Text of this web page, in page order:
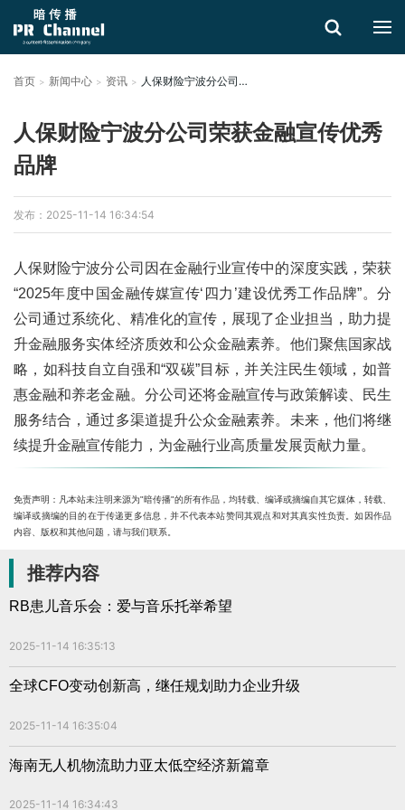
首页 新闻中心 资讯 人保财险宁波分公司荣获金融宣传优秀品牌
人保财险宁波分公司荣获金融宣传优秀
品牌
发布：2025-11-14 16:34:54
人保财险宁波分公司因在金融行业宣传中的深度实践，荣获
“2025年度中国金融传媒宣传‘四力’建设优秀工作品牌”。分
公司通过系统化、精准化的宣传，展现了企业担当，助力提
升金融服务实体经济质效和公众金融素养。他们聚焦国家战
略，如科技自立自强和“双碳”目标，并关注民生领域，如普
惠金融和养老金融。分公司还将金融宣传与政策解读、民生
服务结合，通过多渠道提升公众金融素养。未来，他们将继
续提升金融宣传能力，为金融行业高质量发展贡献力量。
免责声明：凡本站未注明来源为"暗传播"的所有作品，均转载、编译或摘编自其它媒体，转载、
编译或摘编的目的在于传递更多信息，并不代表本站赞同其观点和对其真实性负责。如因作品
内容、版权和其他问题，请与我们联系。
推荐内容
RB患儿音乐会：爱与音乐托举希望
2025-11-14 16:35:13
全球CFO变动创新高，继任规划助力企业升级
2025-11-14 16:35:04
海南无人机物流助力亚太低空经济新篇章
2025-11-14 16:34:43